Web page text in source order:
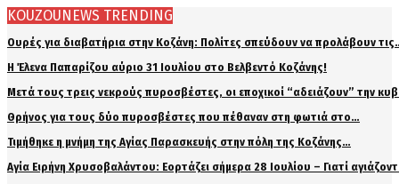
KOUZOUNEWS TRENDING
Ουρές για διαβατήρια στην Κοζάνη: Πολίτες σπεύδουν να προλάβουν
Η Έλενα Παπαρίζου αύριο 31 Ιουλίου στο Βελβεντό Κοζάνης!
Μετά τους τρεις νεκρούς πυροσβέστες, οι εποχικοί “αδειάζουν” την
Θρήνος για τους δύο πυροσβέστες που πέθαναν στη φωτιά στο…
Τιμήθηκε η μνήμη της Αγίας Παρασκευής στην πόλη της Κοζάνης…
Αγία Ειρήνη Χρυσοβαλάντου: Εορτάζει σήμερα 28 Ιουλίου – Γιατί